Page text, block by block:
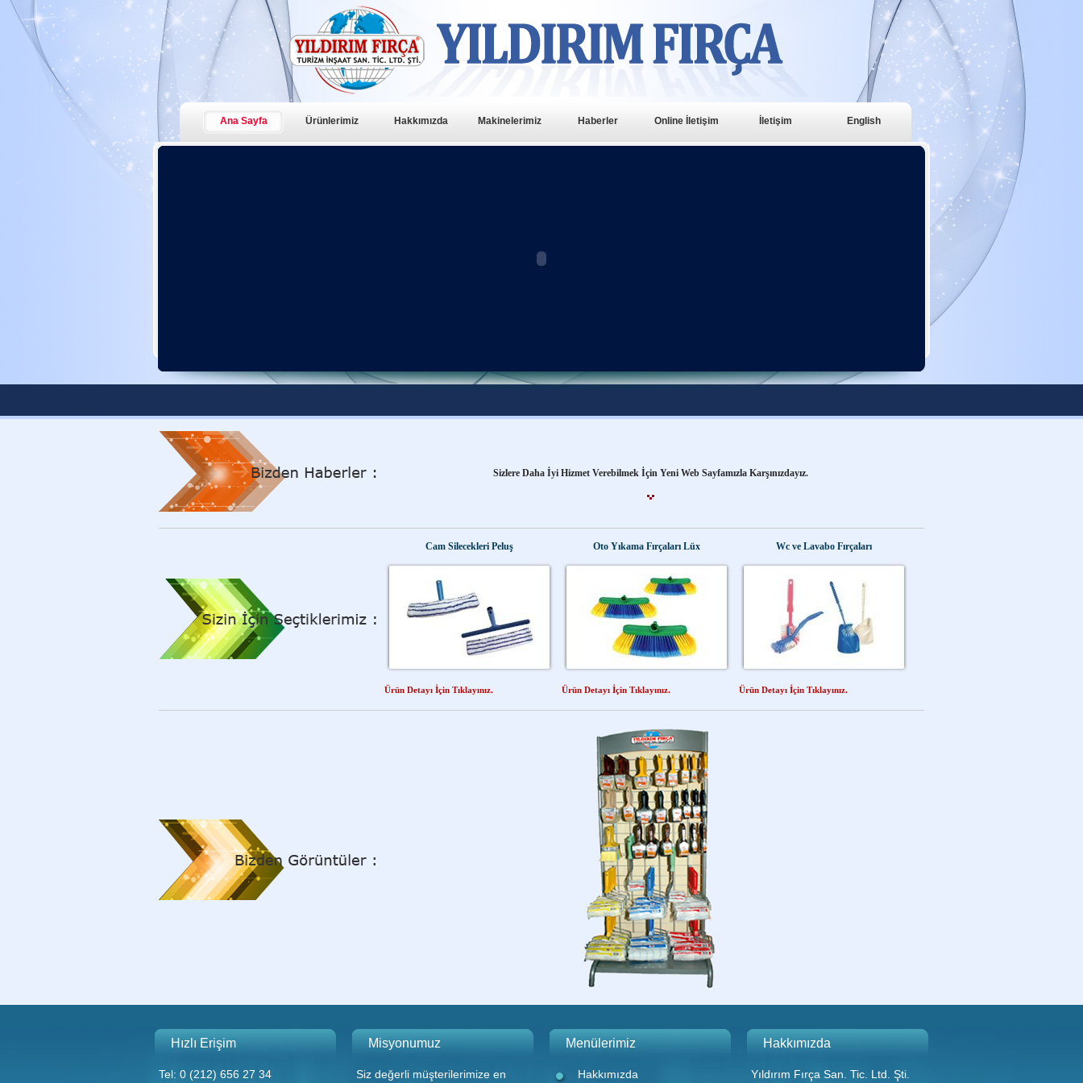
Ana Sayfa Ürünlerimiz Hakkımızda Makinelerimiz Haberler Online İletişim İletişim English
Sizlere Daha İyi Hizmet Verebilmek İçin Yeni Web Sayfamızla Karşınızdayız.
Yağlı Boya Fırçalarında Ekonominin ve Kalitenin Adresi Yıldırım Fırça.
Cam Silecekleri Peluş
Ürün Detayı İçin Tıklayınız.
Oto Yıkama Fırçaları Lüx
Ürün Detayı İçin Tıklayınız.
Wc ve Lavabo Fırçaları
Ürün Detayı İçin Tıklayınız.
Hızlı Erişim
Tel: 0 (212) 656 27 34
Misyonumuz
Siz değerli müşterilerimize en
Menülerimiz
Hakkımızda
Hakkımızda
Yıldırım Fırça San. Tic. Ltd. Şti.